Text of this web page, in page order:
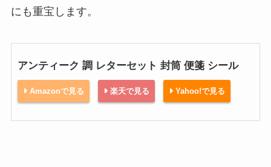
にも重宝します。
アンティーク 調 レターセット 封筒 便箋 シール
Amazonで見る 楽天で見る Yahoo!で見る